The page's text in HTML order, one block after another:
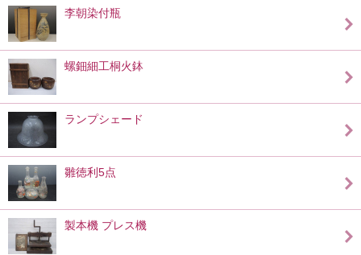
李朝染付瓶
螺鈿細工桐火鉢
ランプシェード
雛徳利5点
製本機 プレス機